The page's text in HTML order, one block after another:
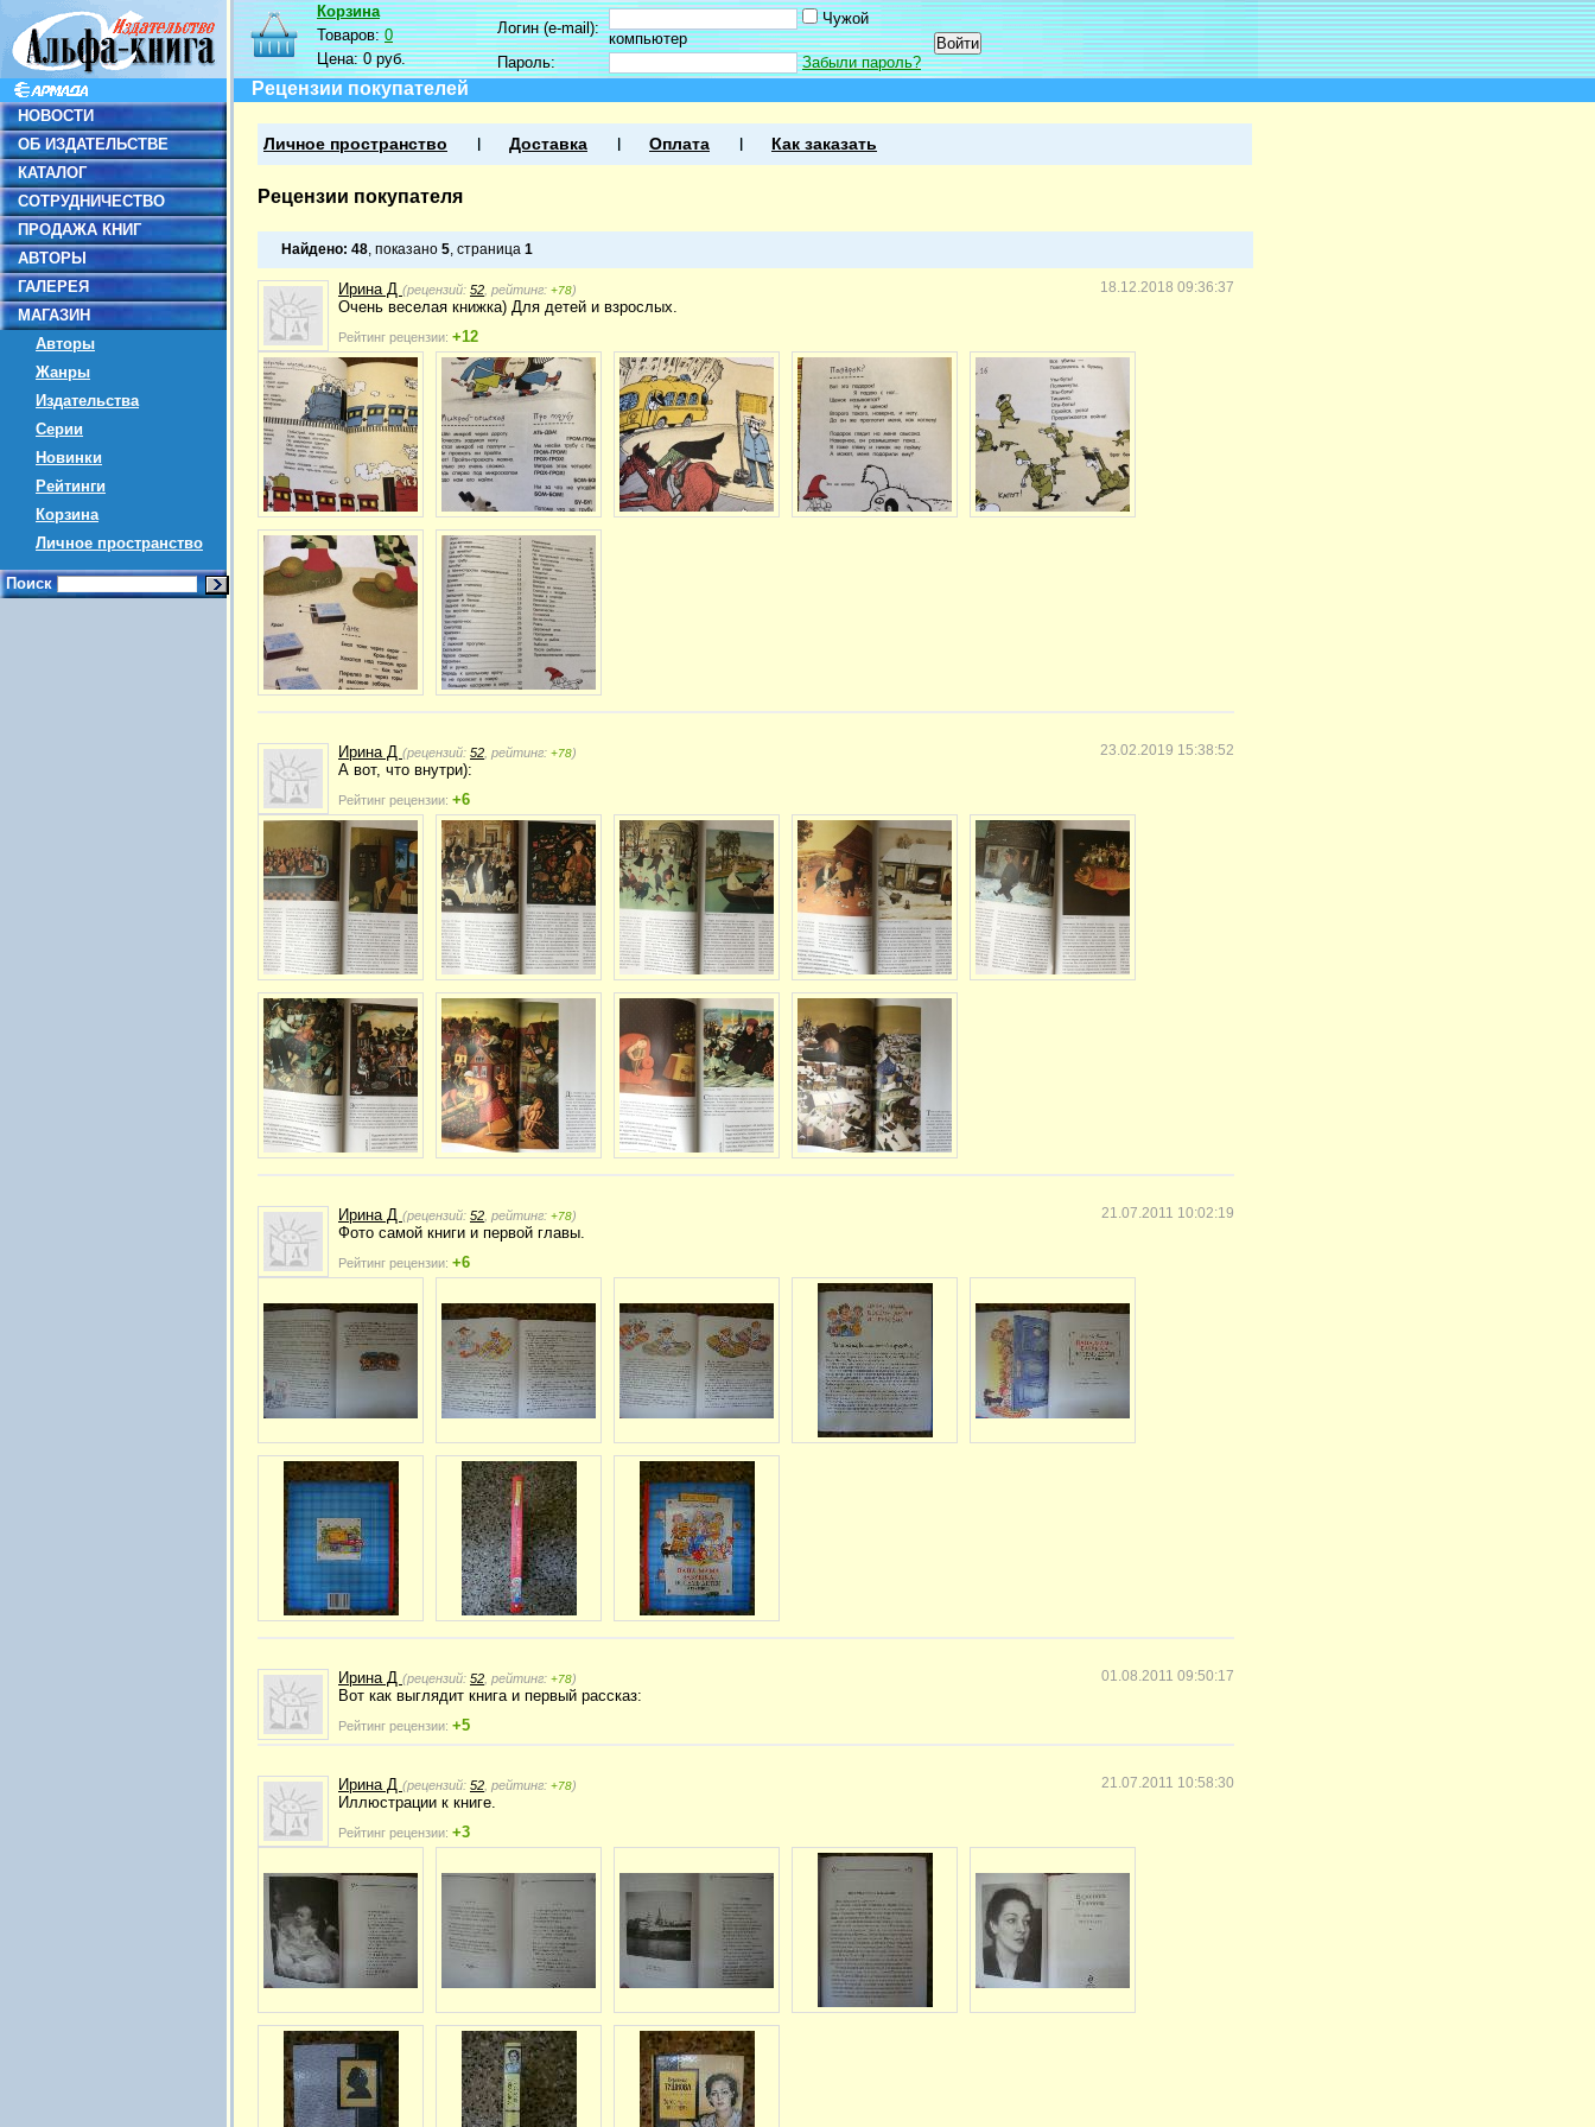
НОВОСТИ
ОБ ИЗДАТЕЛЬСТВЕ
КАТАЛОГ
СОТРУДНИЧЕСТВО
ПРОДАЖА КНИГ
АВТОРЫ
ГАЛЕРЕЯ
МАГАЗИН
Авторы
Жанры
Издательства
Серии
Новинки
Рейтинги
Корзина
Личное пространство
Поиск
Корзина
Товаров:0
Цена:0 руб.
Логин (e-mail):
Чужой
компьютер
Пароль:
Забыли пароль?
Рецензии покупателей
Личное пространство Доставка Оплата Как заказать
Рецензии покупателя
Найдено: 48, показано 5, страница 1
18.12.2018 09:36:37
Ирина Д (рецензий: 52 , рейтинг: +78)
Очень веселая книжка) Для детей и взрослых.
Рейтинг рецензии: +12
23.02.2019 15:38:52
Ирина Д (рецензий: 52 , рейтинг: +78)
А вот, что внутри):
Рейтинг рецензии: +6
21.07.2011 10:02:19
Ирина Д (рецензий: 52 , рейтинг: +78)
Фото самой книги и первой главы.
Рейтинг рецензии: +6
01.08.2011 09:50:17
Ирина Д (рецензий: 52 , рейтинг: +78)
Вот как выглядит книга и первый рассказ:
Рейтинг рецензии: +5
21.07.2011 10:58:30
Ирина Д (рецензий: 52 , рейтинг: +78)
Иллюстрации к книге.
Рейтинг рецензии: +3